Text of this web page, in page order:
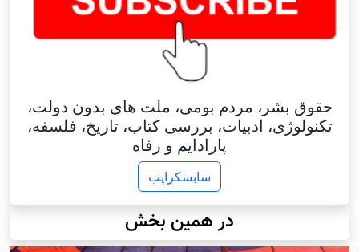
حقوق بشر، مردم بومی، ملت های بدون دولت،
تکنولوژی، ادبیات، بررسی کتاب، تاریخ، فلسفه،
پارادایم و رفاه
سابسکرایب
در همین بخش